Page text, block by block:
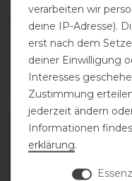
Varianten-ID:138515
SKU:salentino/02-
verarbeiten wir
deine IP-Adresse).
erst nach dem
deiner Einwilligung
Interesses
Zustimmung
jederzeit ändern
Informationen
erklärung.